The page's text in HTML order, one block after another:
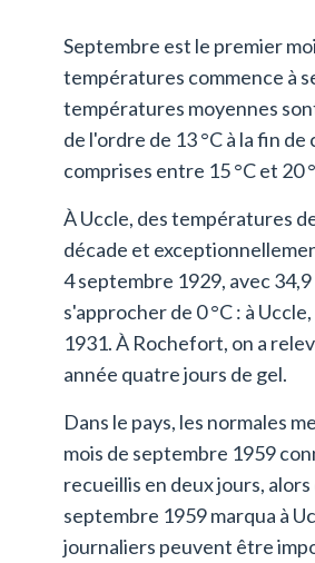
Septembre est le premier
températures commence à
températures moyennes
de l'ordre de 13 °C à la fin
comprises entre 15 °C et 20
À Uccle, des températures
décade et
4 septembre 1929, avec
s'approcher de 0 °C : à
1931. À Rochefort, on a
année quatre jours de gel.
Dans le pays, les normales
mois de septembre 1959
recueillis en deux jours,
septembre 1959 marqua à
journaliers peuvent être